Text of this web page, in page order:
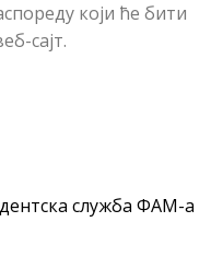
који ће бити
сајт.
служба ФАМ-а